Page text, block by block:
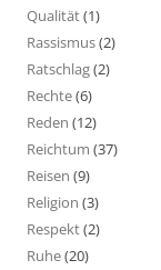
Qualität(1)
Rassismus(2)
Ratschlag(2)
Rechte(6)
Reden (12)
Reichtum (37)
Reisen (9)
Religion (3)
Respekt(2)
Ruhe(20)